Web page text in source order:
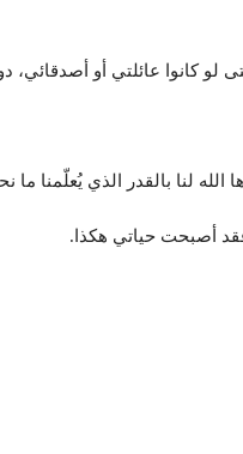
كانوا عائلتي أو أصدقائي،
لنا بالقدر الذي يُعلّمنا ما
أصبحت حياتي هكذا.